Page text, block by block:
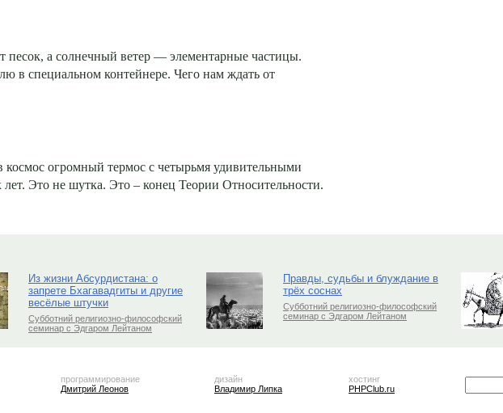
а солнечный ветер — элементарные частицы.
в специальном контейнере. Чего нам ждать от
огромный термос с четырьмя удивительными
Это не шутка. Это – конец Теории Относительности.
Из жизни Абсурдистана: о
запрете Бхагавадгиты и другие
весёлые штучки
Субботний религиозно-философский
семинар с Эдгаром Лейтаном
Правды, судьбы и блуждание в
трёх соснах
Субботний религиозно-философский
семинар с Эдгаром Лейтаном
программирование
Дмитрий Леонов
дизайн
Владимир Липка
хостинг
PHPClub.ru